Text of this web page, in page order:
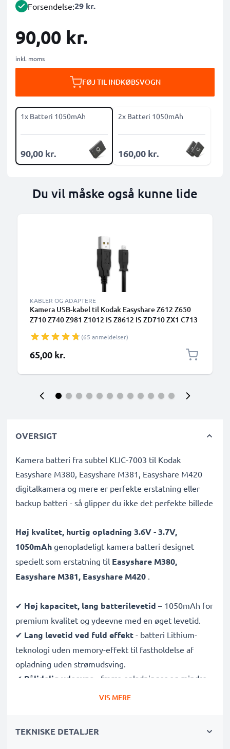
Forsendelse:29 kr.
90,00 kr.
inkl. moms
FØJ TIL INDKØBSVOGN
1x Batteri 1050mAh
90,00 kr.
2x Batteri 1050mAh
160,00 kr.
Du vil måske også kunne lide
KABLER OG ADAPTERE
Kamera USB-kabel til Kodak Easyshare Z612 Z650
Z710 Z740 Z981 Z1012 IS Z8612 IS ZD710 ZX1 C713
opladning af datakabel til kamera Opladerledning
PVC - Sort
(65 anmeldelser)
65,00 kr.
OVERSIGT
Kamera batteri fra subtel KLIC-7003 til Kodak
Easyshare M380, Easyshare M381, Easyshare M420
digitalkamera og mere er perfekte erstatning eller
backup batteri - så glipper du ikke det perfekte billede
Høj kvalitet, hurtig opladning 3.6V - 3.7V,
1050mAh genopladeligt kamera batteri designet
specielt som erstatning til Easyshare M380,
Easyshare M381, Easyshare M420 .
✔ Høj kapacitet, lang batterilevetid – 1050mAh for
premium kvalitet og ydeevne med en øget levetid.
✔ Lang levetid ved fuld effekt - batteri Lithium-
teknologi uden memory-effekt til fastholdelse af
opladning uden strømudsving.
✔ Pålidelig ydeevne - færre opladninger og mindre
ventetid på, at dit kamerabatteri oplades.
kortslutning, overophedning og overspænding.
VIS MERE
TEKNISKE DETALJER